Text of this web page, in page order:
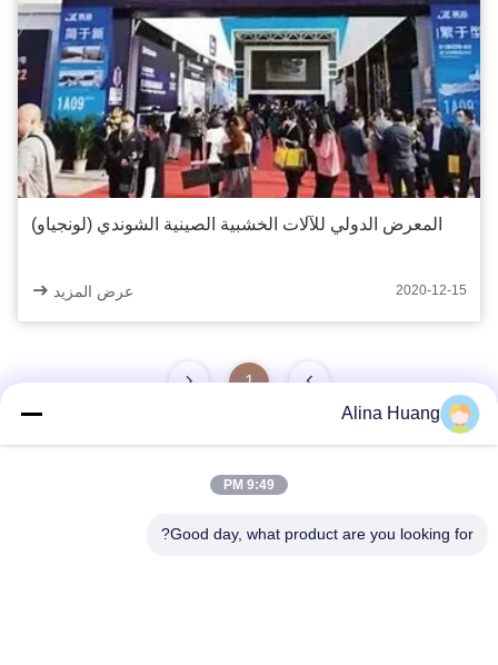
المعرض الدولي للآلات الخشبية الصينية الشوندي (لونجياو)
2020-12-15 عرض المزيد
1
Alina Huang
9:49 PM
Good day, what product are you looking for?